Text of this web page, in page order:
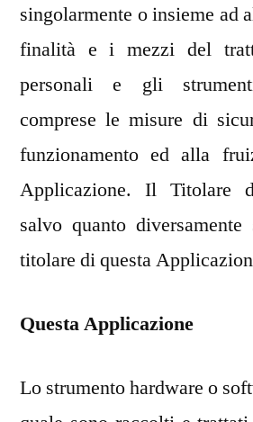
singolarmente o insieme ad
finalità e i mezzi del
personali e gli
comprese le misure di
funzionamento ed alla
Applicazione. Il Titolare
salvo quanto
titolare di questa
Questa Applicazione
Lo strumento hardware o